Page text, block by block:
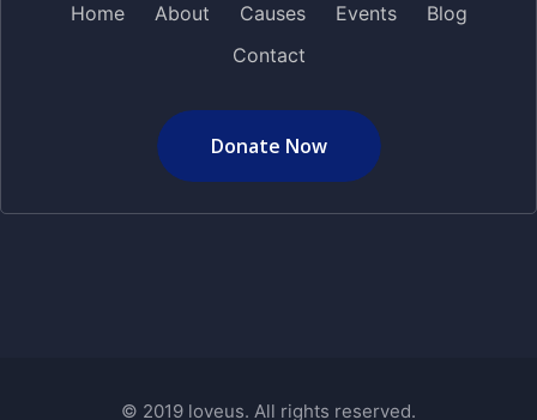
Home About Causes Events
Blog
Contact
Donate Now
© 2019 loveus. All rights reserved.